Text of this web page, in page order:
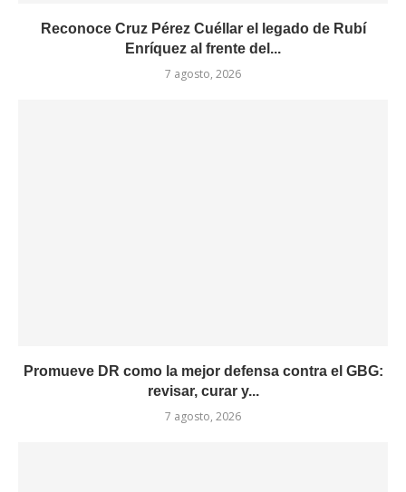
Reconoce Cruz Pérez Cuéllar el legado de Rubí
Enríquez al frente del...
7 agosto, 2026
Promueve DR como la mejor defensa contra el GBG:
revisar, curar y...
7 agosto, 2026